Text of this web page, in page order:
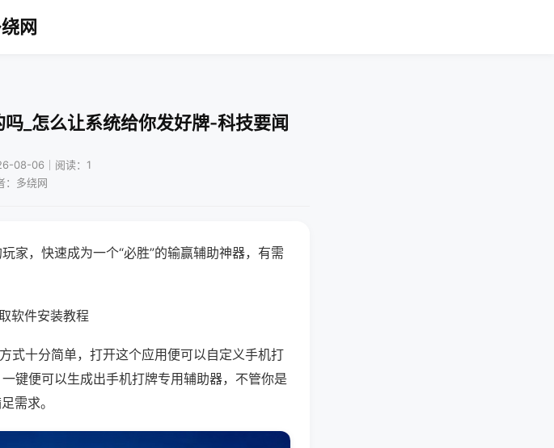
网
_怎么让系统给你发好牌-科技要闻
08-06｜阅读：1
：多绕网
家，快速成为一个“必胜”的输赢辅助神器，有需
软件安装教程
式十分简单，打开这个应用便可以自定义手机打
键便可以生成出手机打牌专用辅助器，不管你是
需求。